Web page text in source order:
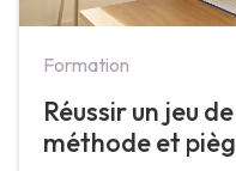
Formation
Réussir un jeu
méthode et